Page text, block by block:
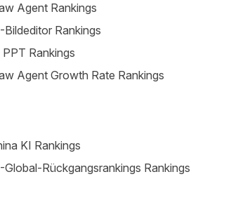
Agent Rankings
Bildeditor Rankings
PPT Rankings
Agent Growth Rate Rankings
KI Rankings
Global-Rückgangsrankings Rankings